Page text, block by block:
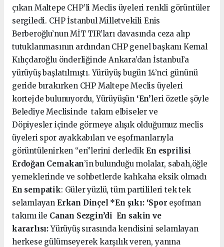
çıkan Maltepe CHP’li Meclis üyeleri renkli görüntüler
sergiledi. CHP İstanbul Milletvekili Enis
Berberoğlu’nun MİT TIR’ları davasında ceza alıp
tutuklanmasının ardından CHP genel başkanı Kemal
Kılıçdaroğlu önderliğinde Ankara’dan İstanbul’a
yürüyüş başlatılmıştı. Yürüyüş bugün 14’nci gününü
geride bırakırken CHP Maltepe Meclis üyeleri
kortejde bulunuyordu, Yürüyüşün ‘En’leri özetle şöyle
Belediye Meclisinde takım elbiseler ve
Döpiyesler içinde görmeye alışık olduğumuz meclis
üyeleri spor ayakkabıları ve eşofmanlarıyla
görüntülenirken “en”lerini derledik En esprilisi
Erdoğan Cemakan’in bulunduğu molalar, sabah,öğle
yemeklerinde ve sohbetlerde kahkaha eksik olmadı
En sempatik: Güler yüzlü, tüm partilileri tek tek
selamlayan Erkan Dinçel *En şıkı: ‘Spor eşofman
takımı ile Canan Sezgin’di En sakin ve
kararlısı:Yürüyüş sırasında kendisini selamlayan
herkese gülümseyerek karşılık veren, yanına